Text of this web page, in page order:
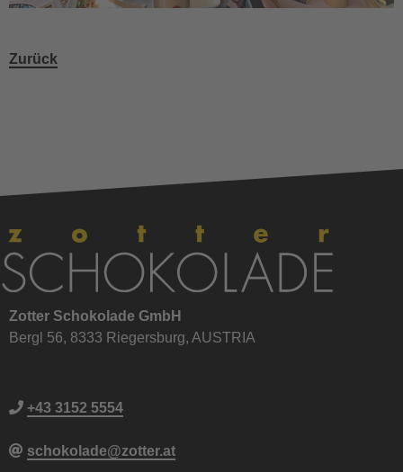
Zurück
Zotter Schokolade GmbH
Bergl 56, 8333 Riegersburg, AUSTRIA
+43 3152 5554
schokolade@zotter.at